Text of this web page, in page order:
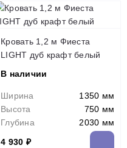
Кровать 1,2 м Фиеста
LIGHT дуб крафт белый
В наличии
Ширина
1350 мм
Высота
750 мм
Глубина
2030 мм
4 930 ₽